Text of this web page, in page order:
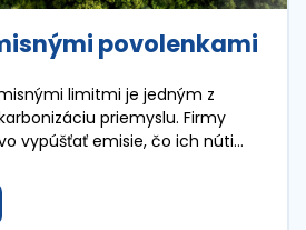
povolenkami
limitmi je jedným z
priemyslu. Firmy
vypúšťať emisie, čo ich núti